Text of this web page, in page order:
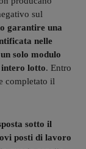
sul
garantire una
nelle
solo modulo
lotto. Entro
completato il
sotto il
posti di lavoro